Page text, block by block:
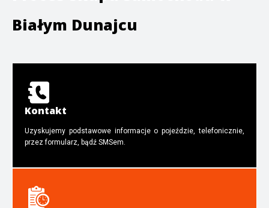
Białym Dunajcu
Kontakt
Uzyskujemy podstawowe informacje o pojeździe, telefonicznie,
przez formularz, bądź SMSem.